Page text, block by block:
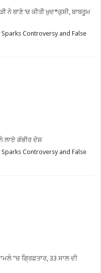
ਨੇ ਥਾਣੇ ‘ਚ ਕੀਤੀ ਖ਼ੁਦ*ਕੁਸ਼ੀ, ਬਾਥਰੂਮ
Controversy and False
ਲਾਏ ਗੰਭੀਰ ਦੋਸ਼
Controversy and False
”ਚ ਗ੍ਰਿਫ਼ਤਾਰ, 33 ਸਾਲ ਦੀ